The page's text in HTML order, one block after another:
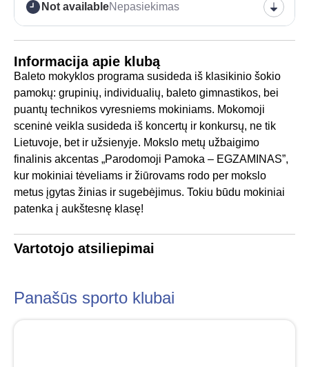
Informacija apie klubą
Baleto mokyklos programa susideda iš klasikinio šokio
pamokų: grupinių, individualių, baleto gimnastikos, bei
puantų technikos vyresniems mokiniams. Mokomoji
sceninė veikla susideda iš koncertų ir konkursų, ne tik
Lietuvoje, bet ir užsienyje. Mokslo metų užbaigimo
finalinis akcentas „Parodomoji Pamoka – EGZAMINAS”,
kur mokiniai tėveliams ir žiūrovams rodo per mokslo
metus įgytas žinias ir sugebėjimus. Tokiu būdu mokiniai
patenka į aukštesnę klasę!
Vartotojo atsiliepimai
Not availableNepasiekimas
Panašūs sporto klubai